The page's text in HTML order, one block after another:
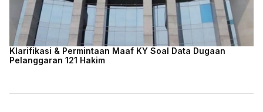
Klarifikasi & Permintaan Maaf KY Soal Data Dugaan
Pelanggaran 121 Hakim